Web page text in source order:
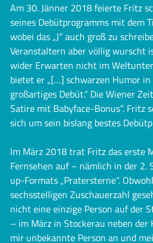
Am 30. Jänner 2018 feierte Fritz
seines Debütprogramms mit dem
wobei das „J“ auch groß zu
Veranstaltern aber völlig wurscht
wider Erwarten nicht im
bietet er „[…] schwarzen Humor
großartiges Debüt.“ Die Wiener
Satire mit Babyface-Bonus“. Fritz
sich um sein bislang bestes
Im März 2018 trat Fritz das erste
Fernsehen auf – nämlich in der 2.
up-Formats „Pratersterne“.
sechsstelligen Zuschauerzahl
nicht eine einzige Person auf der
– im März in Stockerau neben der
mir unbekannte Person an und